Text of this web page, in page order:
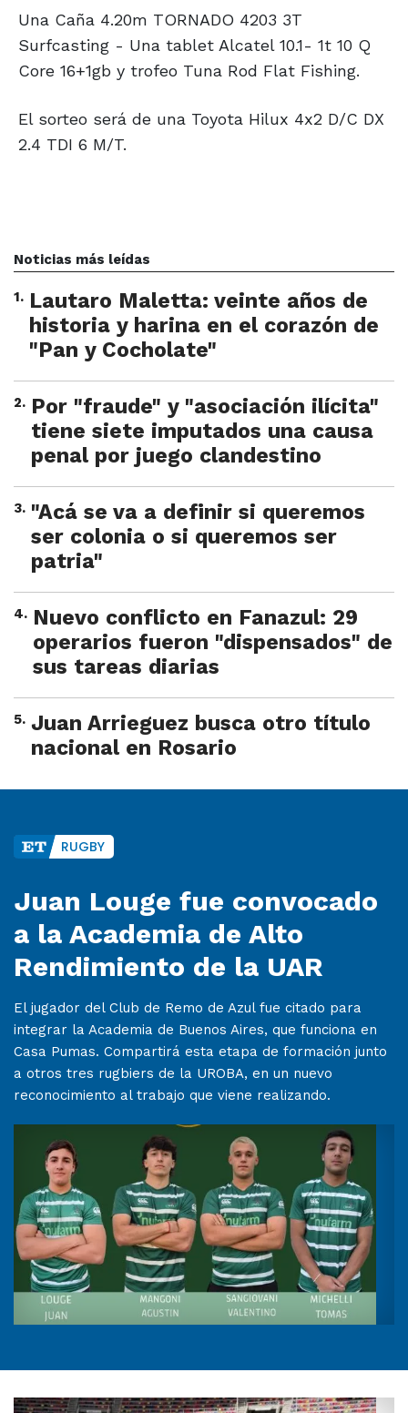
Una Caña 4.20m TORNADO 4203 3T
Surfcasting - Una tablet Alcatel 10.1- 1t 10 Q
Core 16+1gb y trofeo Tuna Rod Flat Fishing.
El sorteo será de una Toyota Hilux 4x2 D/C DX
2.4 TDI 6 M/T.
Noticias más leídas
1. Lautaro Maletta: veinte años de
historia y harina en el corazón de
"Pan y Cocholate"
2. Por "fraude" y "asociación ilícita"
tiene siete imputados una causa
penal por juego clandestino
3. "Acá se va a definir si queremos
ser colonia o si queremos ser
patria"
4. Nuevo conflicto en Fanazul: 29
operarios fueron "dispensados" de
sus tareas diarias
5. Juan Arrieguez busca otro título
nacional en Rosario
RUGBY
Juan Louge fue convocado
a la Academia de Alto
Rendimiento de la UAR
El jugador del Club de Remo de Azul fue citado para
integrar la Academia de Buenos Aires, que funciona en
Casa Pumas. Compartirá esta etapa de formación junto
a otros tres rugbiers de la UROBA, en un nuevo
reconocimiento al trabajo que viene realizando.